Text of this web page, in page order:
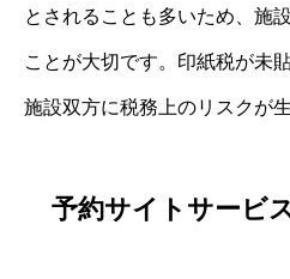
とされることも多いため、施
ことが大切です。印紙税が未
施設双方に税務上のリスクが
予約サイトサービ